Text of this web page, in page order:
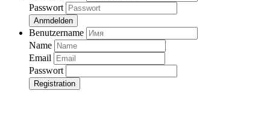
Passwort
Anmdelden
Benutzername
Name
Email
Passwort
Registration